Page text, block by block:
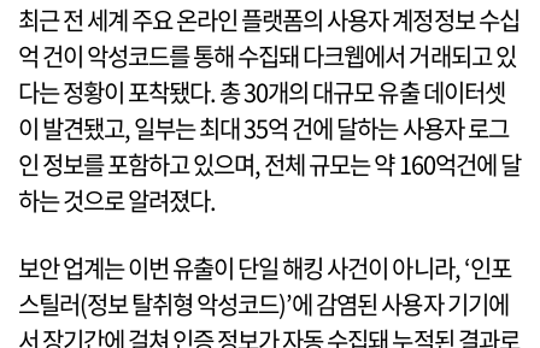
최근 전 세계 주요 온라인 플랫폼의 사용자 계정정보 수십
억 건이 악성코드를 통해 수집돼 다크웹에서 거래되고 있
다는 정황이 포착됐다. 총 30개의 대규모 유출 데이터셋
이 발견됐고, 일부는 최대 35억 건에 달하는 사용자 로그
인 정보를 포함하고 있으며, 전체 규모는 약 160억건에 달
하는 것으로 알려졌다.
보안 업계는 이번 유출이 단일 해킹 사건이 아니라, ‘인포
스틸러(정보 탈취형 악성코드)’에 감염된 사용자 기기에
서 장기간에 걸쳐 인증 정보가 자동 수집돼 누적된 결과로